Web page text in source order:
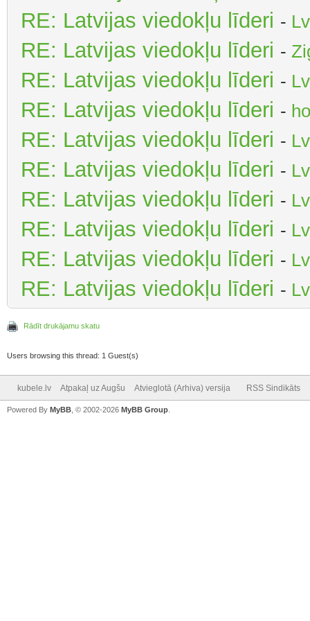
RE: Latvijas viedokļu līderi -
RE: Latvijas viedokļu līderi -
RE: Latvijas viedokļu līderi -
RE: Latvijas viedokļu līderi -
RE: Latvijas viedokļu līderi -
RE: Latvijas viedokļu līderi -
RE: Latvijas viedokļu līderi -
RE: Latvijas viedokļu līderi -
RE: Latvijas viedokļu līderi -
RE: Latvijas viedokļu līderi -
Rādīt drukājamu skatu
Users browsing this thread: 1 Guest(s)
kubele.lv Atpakaļ uz Augšu Atvieglotā (Arhiva) versija RSS Sindikāts
Powered By MyBB , © 2002-2026 MyBB Group